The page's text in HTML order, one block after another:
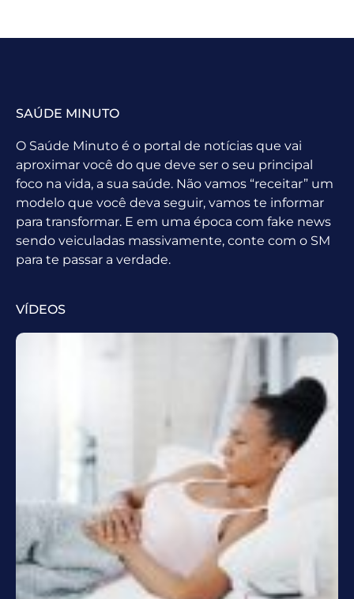
SAÚDE MINUTO
O Saúde Minuto é o portal de notícias que vai
aproximar você do que deve ser o seu principal
foco na vida, a sua saúde. Não vamos “receitar” um
modelo que você deva seguir, vamos te informar
para transformar. E em uma época com fake news
sendo veiculadas massivamente, conte com o SM
para te passar a verdade.
VÍDEOS